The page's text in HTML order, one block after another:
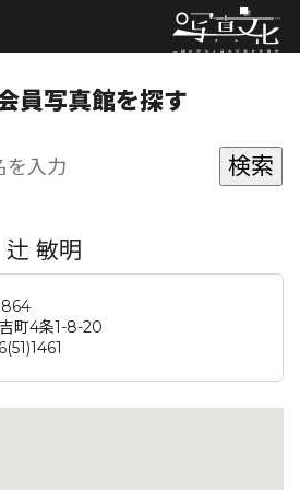
員写真館を探す
辻 敏明
町4条1-8-20